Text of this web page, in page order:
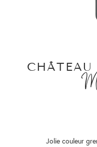
CHÂTEAU
Jolie couleur